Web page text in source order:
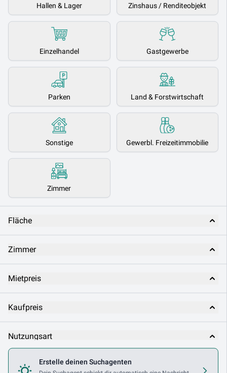
Hallen & Lager Zinshaus / Renditeobjekt
Einzelhandel Gastgewerbe
Parken Land & Forstwirtschaft
Sonstige Gewerbl. Freizeitimmobilie
Zimmer
Fläche
Zimmer
Mietpreis
Kaufpreis
Nutzungsart
Makler Erstelle deinen Suchagenten